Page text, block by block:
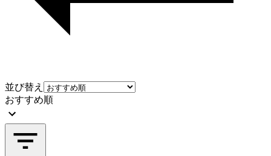
並び替え
おすすめ順